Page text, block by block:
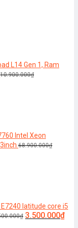
L14 Gen 1, Ram
10.900.000₫
Intel Xeon
68.900.000₫
latitude core i5
₫ Giá
3.500.000₫Giá